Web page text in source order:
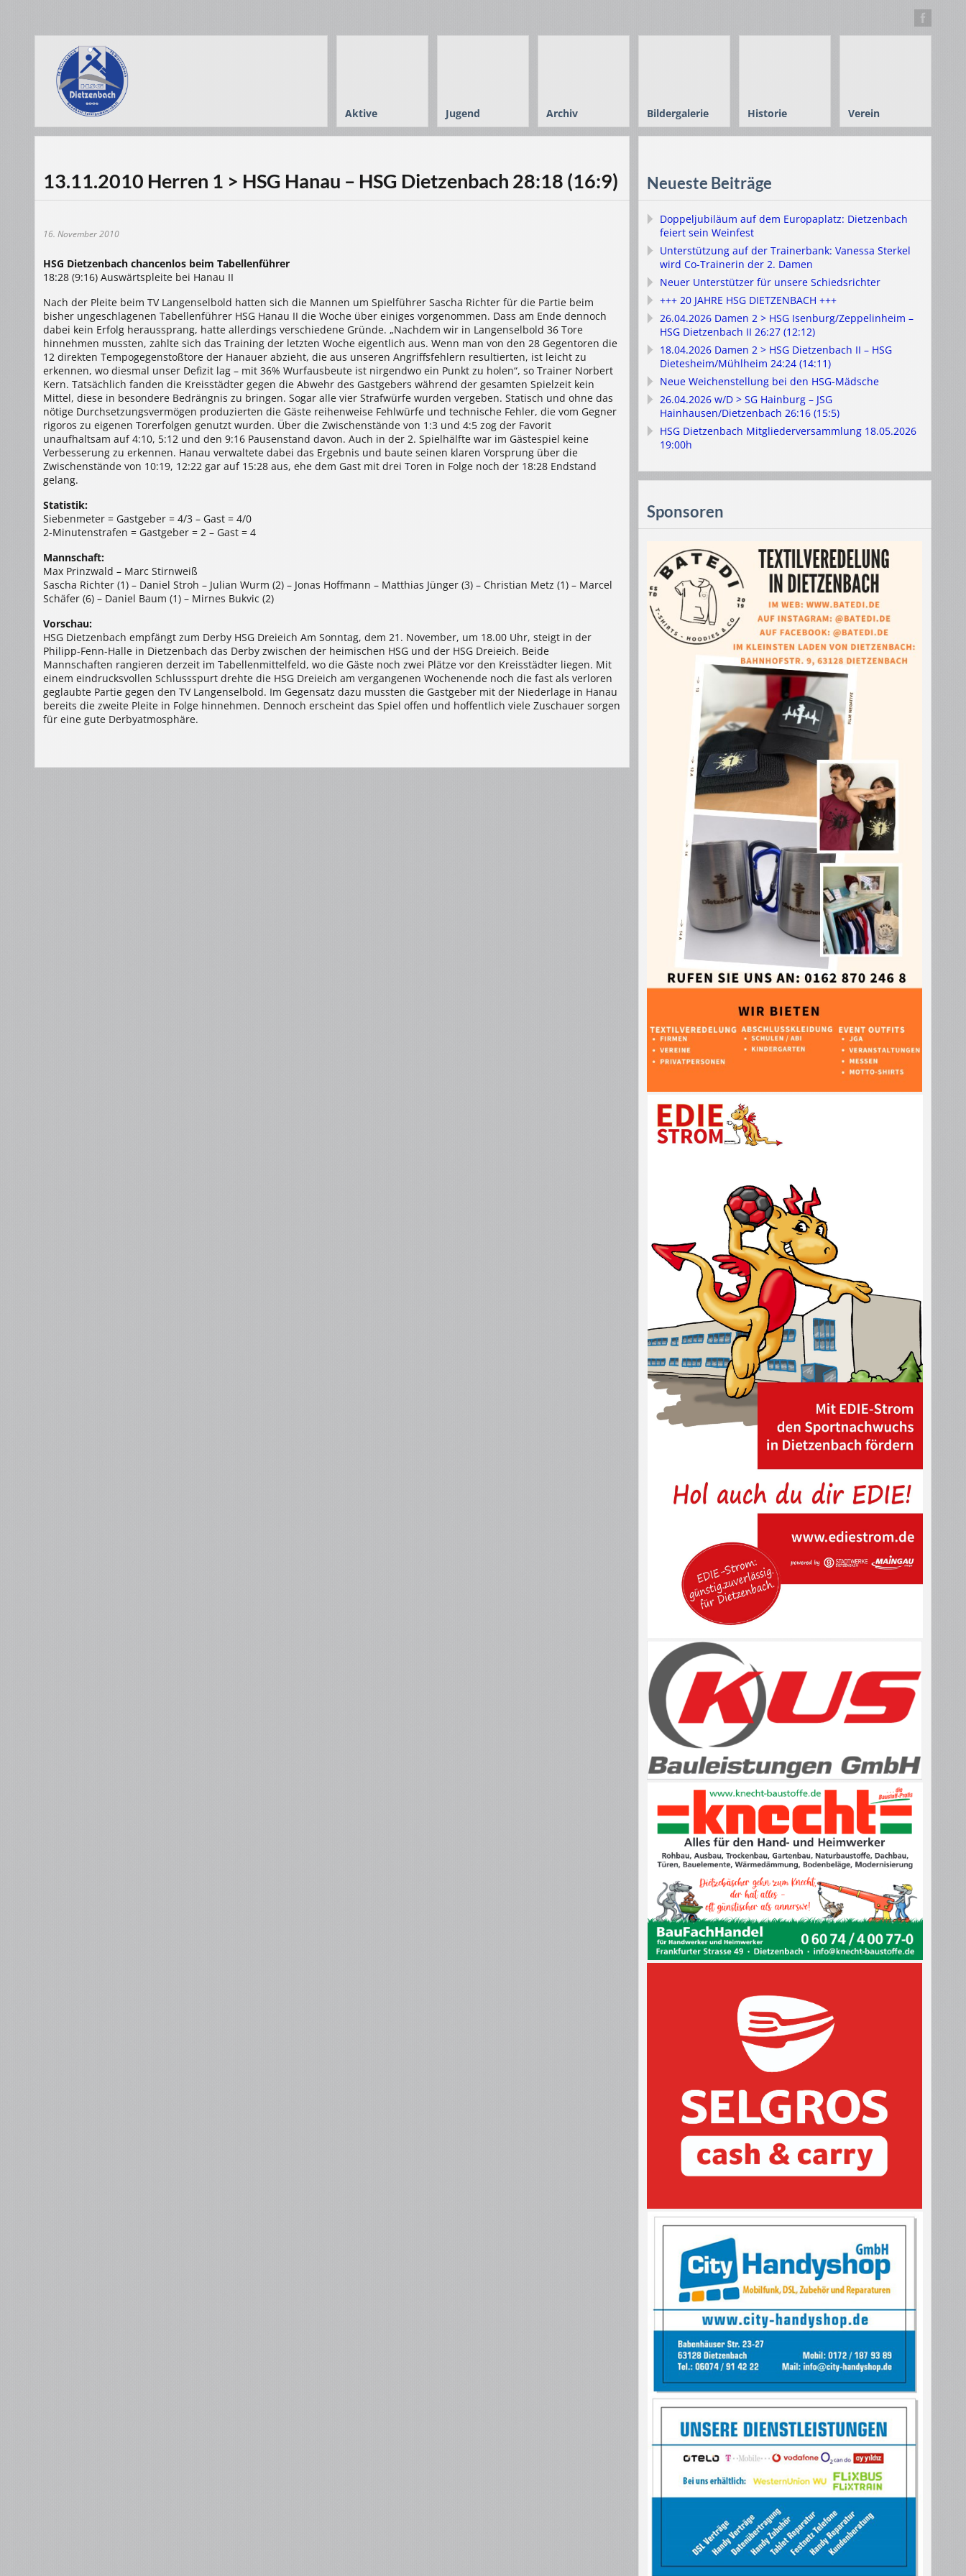
Aktive Jugend Archiv Bildergalerie Historie Verein
13.11.2010 Herren 1 > HSG Hanau – HSG Dietzenbach 28:18 (16:9)
16. November 2010
HSG Dietzenbach chancenlos beim Tabellenführer
18:28 (9:16) Auswärtspleite bei Hanau II
Nach der Pleite beim TV Langenselbold hatten sich die Mannen um Spielführer Sascha Richter für die Partie beim
bisher ungeschlagenen Tabellenführer HSG Hanau II die Woche über einiges vorgenommen. Dass am Ende dennoch
dabei kein Erfolg heraussprang, hatte allerdings verschiedene Gründe. „Nachdem wir in Langenselbold 36 Tore
hinnehmen mussten, zahlte sich das Training der letzten Woche eigentlich aus. Wenn man von den 28 Gegentoren die
12 direkten Tempogegenstoßtore der Hanauer abzieht, die aus unseren Angriffsfehlern resultierten, ist leicht zu
erkennen, wo diesmal unser Defizit lag – mit 36% Wurfausbeute ist nirgendwo ein Punkt zu holen“, so Trainer Norbert
Kern. Tatsächlich fanden die Kreisstädter gegen die Abwehr des Gastgebers während der gesamten Spielzeit kein
Mittel, diese in besondere Bedrängnis zu bringen. Sogar alle vier Strafwürfe wurden vergeben. Statisch und ohne das
nötige Durchsetzungsvermögen produzierten die Gäste reihenweise Fehlwürfe und technische Fehler, die vom Gegner
rigoros zu eigenen Torerfolgen genutzt wurden. Über die Zwischenstände von 1:3 und 4:5 zog der Favorit
unaufhaltsam auf 4:10, 5:12 und den 9:16 Pausenstand davon. Auch in der 2. Spielhälfte war im Gästespiel keine
Verbesserung zu erkennen. Hanau verwaltete dabei das Ergebnis und baute seinen klaren Vorsprung über die
Zwischenstände von 10:19, 12:22 gar auf 15:28 aus, ehe dem Gast mit drei Toren in Folge noch der 18:28 Endstand
gelang.
Statistik:
Siebenmeter = Gastgeber = 4/3 – Gast = 4/0
2-Minutenstrafen = Gastgeber = 2 – Gast = 4
Mannschaft:
Max Prinzwald – Marc Stirnweiß
Sascha Richter (1) – Daniel Stroh – Julian Wurm (2) – Jonas Hoffmann – Matthias Jünger (3) – Christian Metz (1) – Marcel
Schäfer (6) – Daniel Baum (1) – Mirnes Bukvic (2)
Vorschau:
HSG Dietzenbach empfängt zum Derby HSG Dreieich Am Sonntag, dem 21. November, um 18.00 Uhr, steigt in der
Philipp-Fenn-Halle in Dietzenbach das Derby zwischen der heimischen HSG und der HSG Dreieich. Beide
Mannschaften rangieren derzeit im Tabellenmittelfeld, wo die Gäste noch zwei Plätze vor den Kreisstädter liegen. Mit
einem eindrucksvollen Schlussspurt drehte die HSG Dreieich am vergangenen Wochenende noch die fast als verloren
geglaubte Partie gegen den TV Langenselbold. Im Gegensatz dazu mussten die Gastgeber mit der Niederlage in Hanau
bereits die zweite Pleite in Folge hinnehmen. Dennoch erscheint das Spiel offen und hoffentlich viele Zuschauer sorgen
für eine gute Derbyatmosphäre.
Neueste Beiträge
Doppeljubiläum auf dem Europaplatz: Dietzenbach
feiert sein Weinfest
Unterstützung auf der Trainerbank: Vanessa Sterkel
wird Co-Trainerin der 2. Damen
Neuer Unterstützer für unsere Schiedsrichter
+++ 20 JAHRE HSG DIETZENBACH +++
26.04.2026 Damen 2 > HSG Isenburg/Zeppelinheim –
HSG Dietzenbach II 26:27 (12:12)
18.04.2026 Damen 2 > HSG Dietzenbach II – HSG
Dietesheim/Mühlheim 24:24 (14:11)
Neue Weichenstellung bei den HSG-Mädsche
26.04.2026 w/D > SG Hainburg – JSG
Hainhausen/Dietzenbach 26:16 (15:5)
HSG Dietzenbach Mitgliederversammlung 18.05.2026
19:00h
Sponsoren